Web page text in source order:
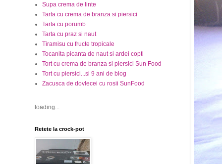
Supa crema de linte
Tarta cu crema de branza si piersici
Tarta cu porumb
Tarta cu praz si naut
Tiramisu cu fructe tropicale
Tocanita picanta de naut si ardei copti
Tort cu crema de branza si piersici Sun Food
Tort cu piersici...si 9 ani de blog
Zacusca de dovlecei cu rosii SunFood
loading...
Retete la crock-pot